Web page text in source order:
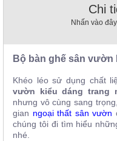
Nhà
Hàng
Hàng
Chi
Nhấn vào
Bộ bàn ghế sân vườn
Khéo léo sử dụng chất
vườn kiểu dáng trang
nhưng vô cùng sang
gian ngoại thất sân vườn
chúng tôi đi tìm hiểu
nhé.